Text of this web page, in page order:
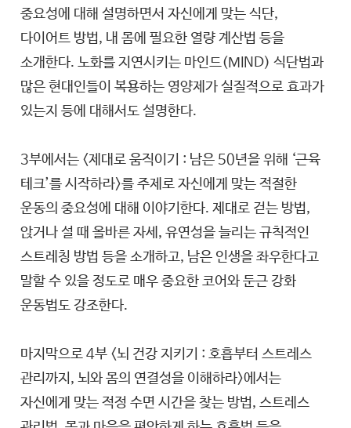
중요성에 대해 설명하면서 자신에게 맞는 식단,
다이어트 방법, 내 몸에 필요한 열량 계산법 등을
소개한다. 노화를 지연시키는 마인드(MIND) 식단법과
많은 현대인들이 복용하는 영양제가 실질적으로 효과가
있는지 등에 대해서도 설명한다.
3부에서는 <제대로 움직이기 : 남은 50년을 위해 ‘근육
테크’를 시작하라>를 주제로 자신에게 맞는 적절한
운동의 중요성에 대해 이야기한다. 제대로 걷는 방법,
앉거나 설 때 올바른 자세, 유연성을 늘리는 규칙적인
스트레칭 방법 등을 소개하고, 남은 인생을 좌우한다고
말할 수 있을 정도로 매우 중요한 코어와 둔근 강화
운동법도 강조한다.
마지막으로 4부 <뇌 건강 지키기 : 호흡부터 스트레스
관리까지, 뇌와 몸의 연결성을 이해하라>에서는
자신에게 맞는 적정 수면 시간을 찾는 방법, 스트레스